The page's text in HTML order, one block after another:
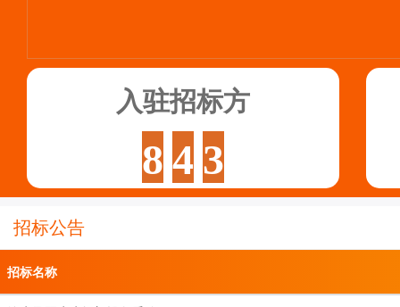
商
交
平
台
入驻招标方
8 4 3
招标公告
招标名称